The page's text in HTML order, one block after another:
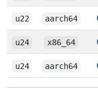
u22 aarch64
u24 x86_64
u24 aarch64